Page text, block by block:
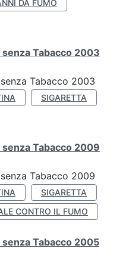
DA FUMO
Tabacco 2003
Tabacco 2003
SIGARETTA
Tabacco 2009
Tabacco 2009
SIGARETTA
CONTRO IL FUMO
Tabacco 2005